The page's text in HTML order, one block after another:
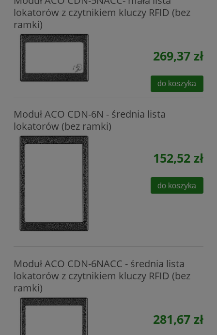
lokatorów z czytnikiem kluczy RFID (bez
ramki)
269,37 zł
do koszyka
Moduł ACO CDN-6N - średnia lista
lokatorów (bez ramki)
152,52 zł
do koszyka
Moduł ACO CDN-6NACC - średnia lista
lokatorów z czytnikiem kluczy RFID (bez
ramki)
281,67 zł